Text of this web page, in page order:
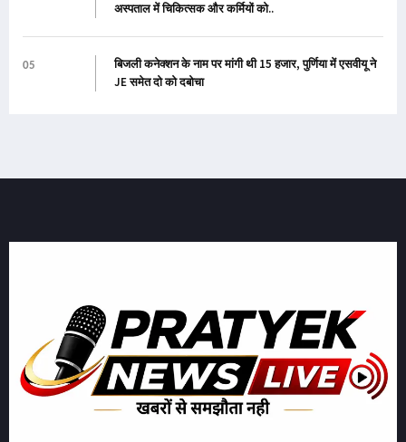
अस्पताल में चिकित्सक और कर्मियों को..
05
बिजली कनेक्शन के नाम पर मांगी थी 15 हजार, पुर्णिया में एसवीयू ने
JE समेत दो को दबोचा